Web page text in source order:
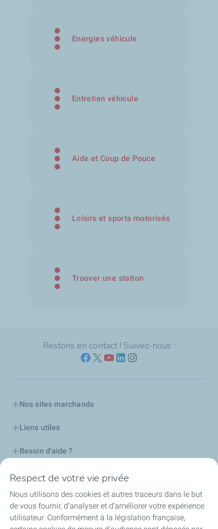
Energies véhicule
Entretien véhicule
Aide et Coup de Pouce
Loisirs et sports motorisés
Trouver une station
Restons en contact ! Suivez-nous :
Nos sites marchands
Liens utiles
Besoin d'aide ?
Nos cartes
Certificats d'économies d'énergie
Nos partenaires
Respect de votre vie privée
Nous utilisons des cookies et autres traceurs dans le but
de vous fournir, d’analyser et d’améliorer votre expérience
utilisateur. Conformément à la législation française,